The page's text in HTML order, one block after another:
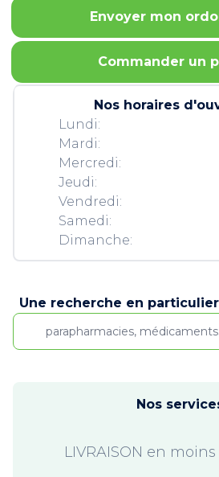
Envoyer mon
Commander un
Nos horaires
Lundi:
Mardi:
Mercredi:
Jeudi:
Vendredi:
Samedi:
Dimanche:
Une recherche en
Nos
LIVRAISON en